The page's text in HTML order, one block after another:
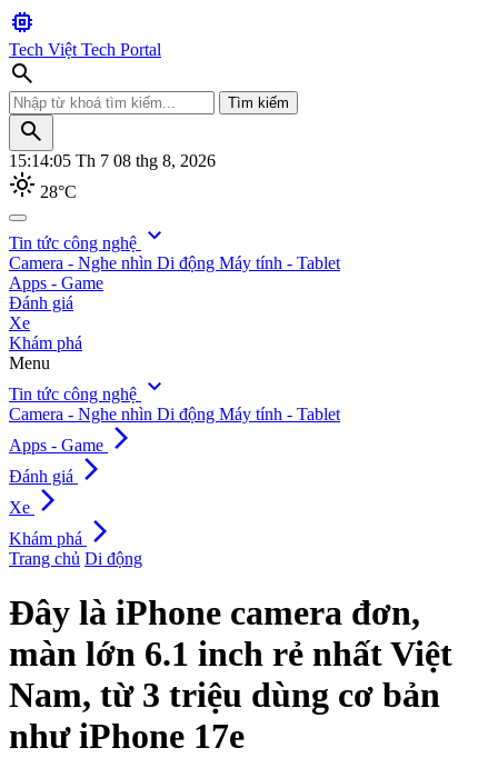
memory
Tech Việt Tech Portal
search
Tìm kiếm
search
15:14:06 Th 7 08 thg 8, 2026
light_mode 28°C
search
Tìm kiếm
Tin tức công nghệ expand_more
Camera - Nghe nhìn Di động Máy tính - Tablet
Apps - Game
Đánh giá
Xe
Khám phá
Menu
Tin tức công nghệ expand_more
Camera - Nghe nhìn Di động Máy tính - Tablet
Apps - Game arrow_forward_ios
Đánh giá arrow_forward_ios
Xe arrow_forward_ios
Khám phá arrow_forward_ios
Trang chủ Di động
Đây là iPhone camera đơn,
màn lớn 6.1 inch rẻ nhất Việt
Nam, từ 3 triệu dùng cơ bản
như iPhone 17e